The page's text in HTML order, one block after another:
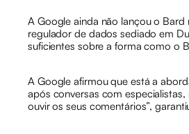
A Google ainda não lançou o Bard
regulador de dados sediado em
suficientes sobre a forma como o
A Google afirmou que está a
após conversas com
ouvir os seus comentários”,